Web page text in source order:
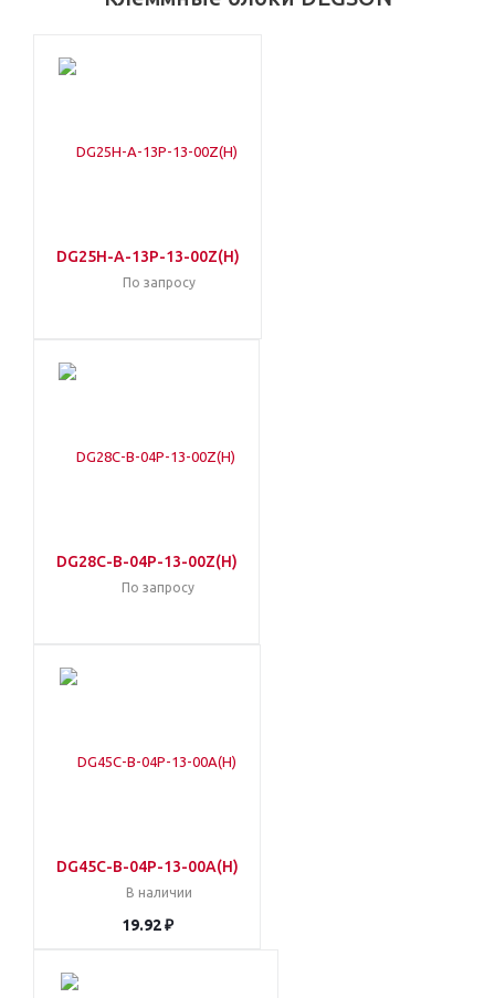
DG25H-A-13P-13-00Z(H)
По запросу
DG28C-B-04P-13-00Z(H)
По запросу
DG45C-B-04P-13-00A(H)
В наличии
19.92 ₽